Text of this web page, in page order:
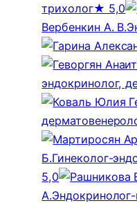
трихолог★ 5,0
Вербенкин А. В.
эндокринолог,
Б.Гинеколог-
5,0
А.